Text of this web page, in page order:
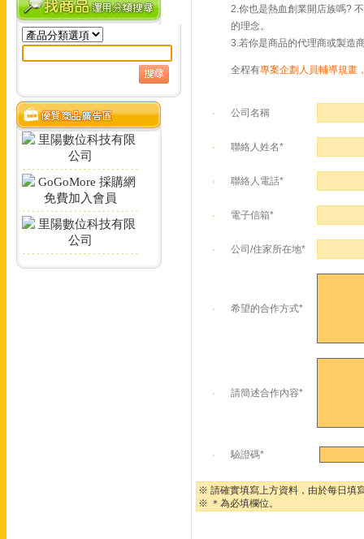
2.你也是熱血創業開店族嗎?
的理念。
3.若你是商品的代理商或製造
全程有專案企劃人員輔導規畫
公司名稱
聯絡人姓名*
聯絡人電話*
電子信箱*
公司/住家所在地*
希望的合作方式*
請簡述合作內容*
驗證碼*
※ 請確實填寫上方資料，由於每日填
※ ＊為必填欄位。